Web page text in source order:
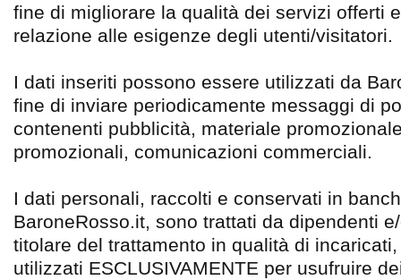
fine di migliorare la qualità dei servizi offerti
relazione alle esigenze degli utenti/visitatori.
I dati inseriti possono essere utilizzati da
fine di inviare periodicamente messaggi di
contenenti pubblicità, materiale
promozionali, comunicazioni commerciali.
I dati personali, raccolti e conservati in
BaroneRosso.it, sono trattati da dipendenti
titolare del trattamento in qualità di
utilizzati ESCLUSIVAMENTE per usufruire